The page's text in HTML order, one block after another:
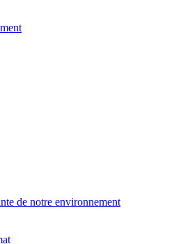
de notre environnement